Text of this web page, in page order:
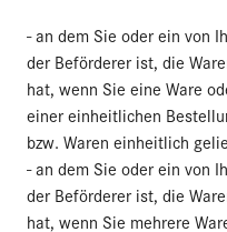
- an dem Sie oder ein von
der Beförderer ist, die
hat, wenn Sie eine Ware
einer einheitlichen
bzw. Waren einheitlich
- an dem Sie oder ein von
der Beförderer ist, die
hat, wenn Sie mehrere